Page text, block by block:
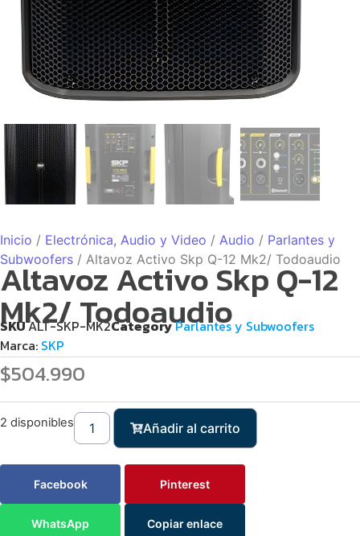
Inicio / Electrónica, Audio y Video / Audio / Parlantes y
Subwoofers / Altavoz Activo Skp Q-12 Mk2/ Todoaudio
Altavoz Activo Skp Q-12
Mk2/ Todoaudio
SKUALT-SKP-MK2CategoryParlantes y Subwoofers
Marca: SKP
$504.990
2 disponibles Añadir al carrito
Facebook Pinterest
WhatsApp Copiar enlace